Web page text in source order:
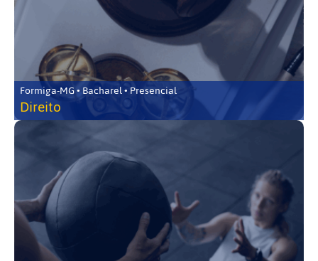
Formiga-MG • Bacharel • Presencial
Direito